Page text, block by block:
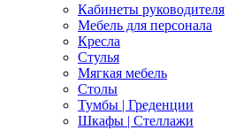
Кабинеты руководителя
Мебель для персонала
Кресла
Стулья
Мягкая мебель
Столы
Тумбы | Греденции
Шкафы | Стеллажи